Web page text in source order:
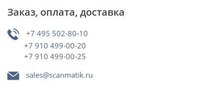
Заказ, оплата, доставка
+7 495 502-80-10
+7 910 499-00-20
+7 910 499-00-25
sales@scanmatik.ru